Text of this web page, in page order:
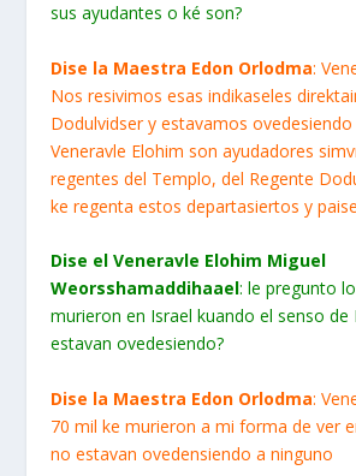
sus ayudantes o ké son?
Dise la Maestra Edon Orlodma:
Nos resivimos esas indikaseles
Dodulvidser y estavamos ovedesiendo
Veneravle Elohim son ayudadores
regentes del Templo, del Regente
ke regenta estos departasiertos y
Dise el Veneravle Elohim Miguel
Weorsshamaddihaael: le pregunto
murieron en Israel kuando el senso de
estavan ovedesiendo?
Dise la Maestra Edon Orlodma:
70 mil ke murieron a mi forma de ver
no estavan ovedensiendo a ninguno